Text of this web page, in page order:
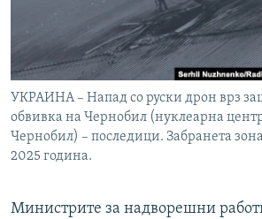
УКРАИНА – Напад со руски дрон врз
обвивка на Чернобил (нуклеарна
Чернобил) – последици. Забранета
2025 година.
Министрите за надворешни